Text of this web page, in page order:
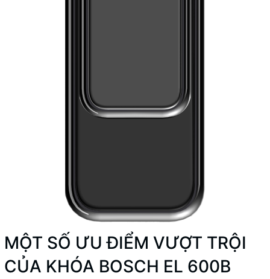
MỘT SỐ ƯU ĐIỂM VƯỢT TRỘI
CỦA KHÓA BOSCH EL 600B